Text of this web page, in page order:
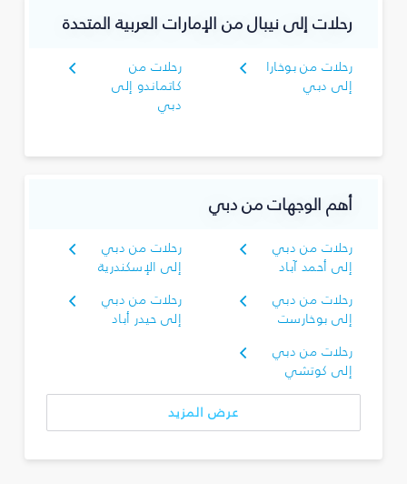
رحلات إلى نيبال من الإمارات العربية المتحدة
رحلات من بوخارا
إلى دبي
رحلات من
كاتماندو إلى
دبي
أهم الوجهات من دبي
رحلات من دبي
إلى أحمد آباد
رحلات من دبي
إلى الإسكندرية
رحلات من دبي
إلى بوخارست
رحلات من دبي
إلى حيدر أباد
رحلات من دبي
إلى كوتشي
عرض المزيد